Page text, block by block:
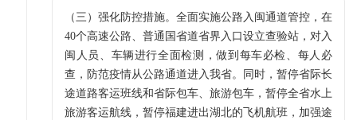
（三）强化防控措施。全面实施公路入闽通道管控，在
40个高速公路、普通国省道省界入口设立查验站，对入
闽人员、车辆进行全面检测，做到每车必检、每人必
查，防范疫情从公路通道进入我省。同时，暂停省际长
途道路客运班线和省际包车、旅游包车，暂停全省水上
旅游客运航线，暂停福建进出湖北的飞机航班，加强途